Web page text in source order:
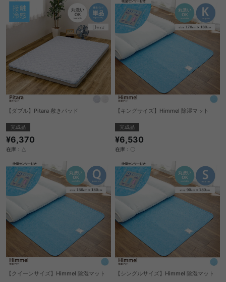
【ダブル】Pitara 敷きパッド
完成品
¥6,370
在庫：△
【キングサイズ】Himmel 除湿マット
完成品
¥6,530
在庫：〇
【クイーンサイズ】Himmel 除湿マット 【シングルサイズ】Himmel 除湿マット